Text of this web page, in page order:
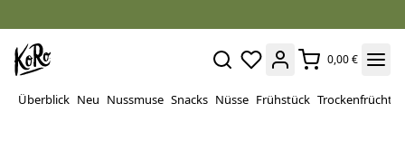
0,00 €
Überblick Neu Nussmuse Snacks Nüsse Frühstück Trockenfrüchte